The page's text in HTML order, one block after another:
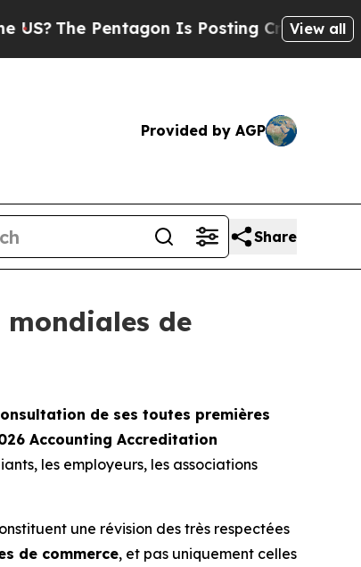
Pentagon Is Posting Cryptic BiblicalView all
Provided by AGP
Share
mondiales de
de ses toutes premières
Accounting Accreditation
les employeurs, les associations
une révision des très respectées
de commerce, et pas uniquement celles